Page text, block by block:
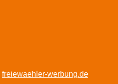
freiewaehler-werbung.de